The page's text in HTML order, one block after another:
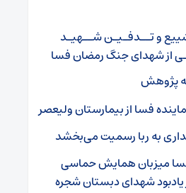
و تــدفـیـن شــهیـد
از شهدای جنگ رمضان فسا
پژوهش
فسا از بیمارستان ولیعصر
به ربا رسمیت می‌بخشد
میزبان همایش حماسی
شهدای دبستان شجره